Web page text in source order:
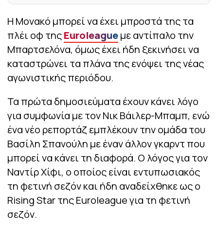
Η Μονακό μπορεί να έχει μπροστά της τα
πλέι οφ τηςEuroleagueμε αντίπαλο την
Μπαρτσελόνα, όμως έχει ήδη ξεκινήσει να
καταστρώνει τα πλάνα της ενόψει της νέας
αγωνιστικής περιόδου.
Τα πρώτα δημοσιεύματα έχουν κάνει λόγο
για συμφωνία με τον Νικ Βάιλερ-Μπαμπ, ενώ
ένα νέο ρεπορτάζ εμπλέκουν την ομάδα του
Βασίλη Σπανούλη με έναν άλλον γκαρντ που
μπορεί να κάνει τη διαφορά. Ο λόγος για τον
Ναντίρ Χίφι, ο οποίος είναι εντυπωσιακός
τη φετινή σεζόν και ήδη αναδείχθηκε ως ο
Rising Star της Euroleague για τη φετινή
σεζόν.